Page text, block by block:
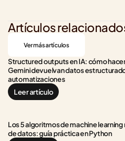
Artículos
Ver más artículos
Structured outputs en IA: cómo
Gemini devuelvan datos
automatizaciones
Leer artículo
Los 5 algoritmos de machine
de datos: guía práctica en Python